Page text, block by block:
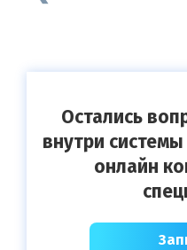
Остались
внутри
онлайн